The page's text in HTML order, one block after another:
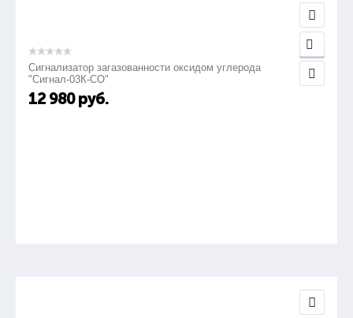
Сигнализатор загазованности оксидом углерода
"Сигнал-03К-СО"
12 980 руб.